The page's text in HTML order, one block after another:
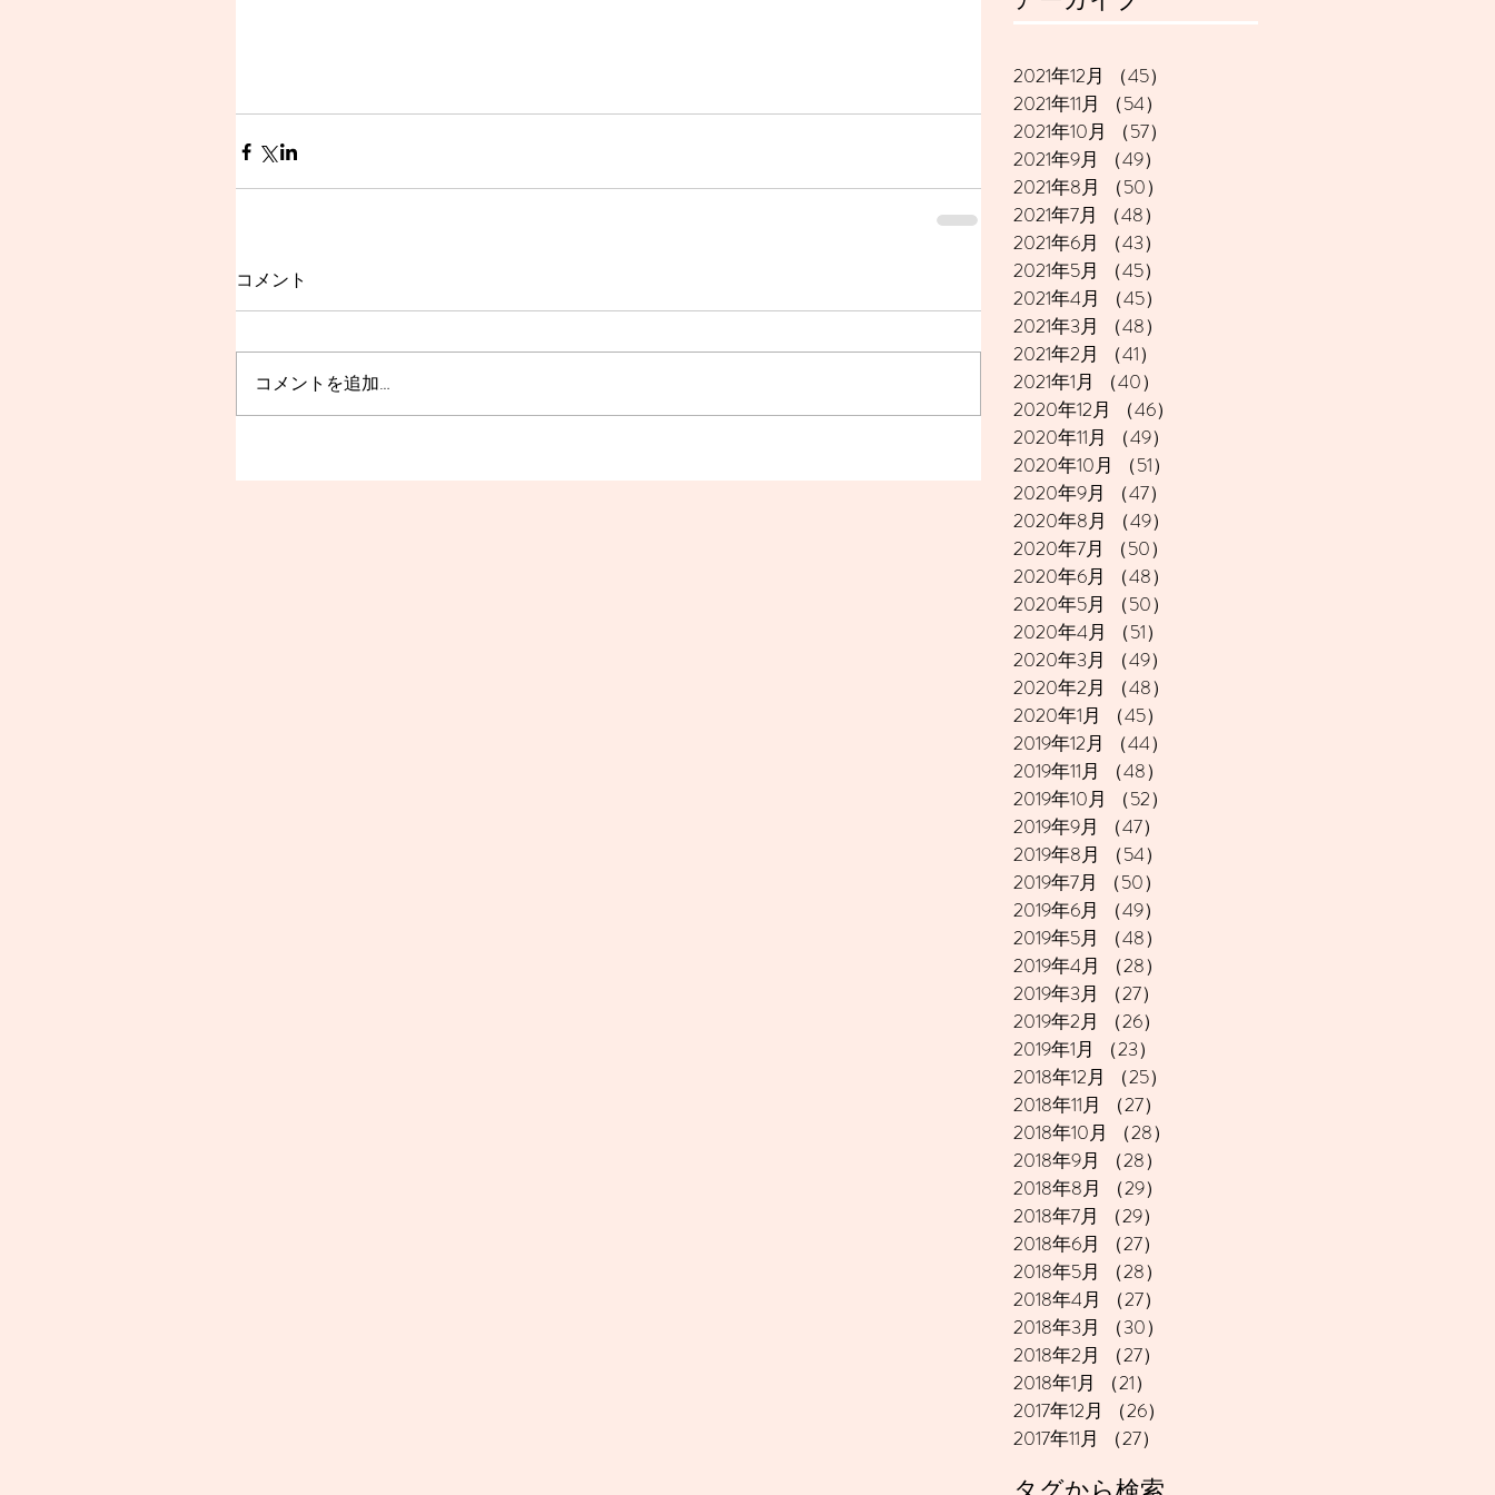
コメント
コメントを追加…
2021年12月 （45）
2021年11月
（54）
2021年10月
（57）
2021年9月
（49）
2021年8月
（50）
2021年7月
（48）
2021年6月
（43）
2021年5月
（45）
2021年4月
（45）
2021年3月
（48）
2021年2月
（41）
2021年1月
（40）
2020年12月
（46）
2020年11月
（49）
2020年10月
（51）
2020年9月
（47）
2020年8月
（49）
2020年7月
（50）
2020年6月
（48）
2020年5月
（50）
2020年4月
（51）
2020年3月
（49）
2020年2月
（48）
2020年1月
（45）
2019年12月
（44）
2019年11月
（48）
2019年10月
（52）
2019年9月
（47）
2019年8月
（54）
2019年7月
（50）
2019年6月
（49）
2019年5月
（48）
2019年4月
（28）
2019年3月
（27）
2019年2月
（26）
2019年1月
（23）
2018年12月
（25）
2018年11月
（27）
2018年10月
（28）
2018年9月
（28）
2018年8月
（29）
2018年7月
（29）
2018年6月
（27）
2018年5月
（28）
2018年4月
（27）
2018年3月
（30）
2018年2月
（27）
2018年1月
（21）
2017年12月
（26）
2017年11月
（27）